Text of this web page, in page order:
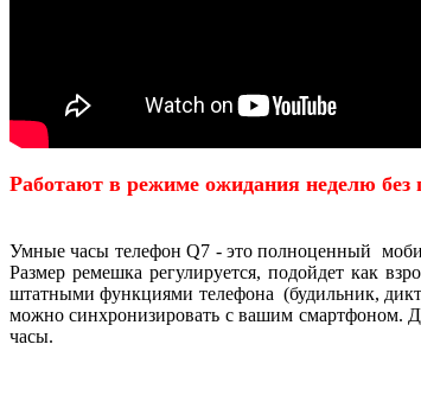
Работают в режиме ожидания неделю без
Умные часы телефон Q7 - это полноценный
Размер ремешка регулируется, подойдет как
штатными функциями телефона (будильник,
можно синхронизировать с вашим смартфоном.
часы.